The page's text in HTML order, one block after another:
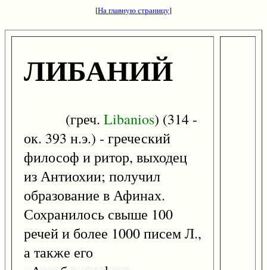
[На главную страницу]
ЛИБАНИЙ
(греч. Libanios) (314 -
ок. 393 н.э.) - греческий
философ и ритор, выходец
из Антиохии; получил
образование в Афинах.
Сохранилось свыше 100
речей и более 1000 писем Л.,
а также его